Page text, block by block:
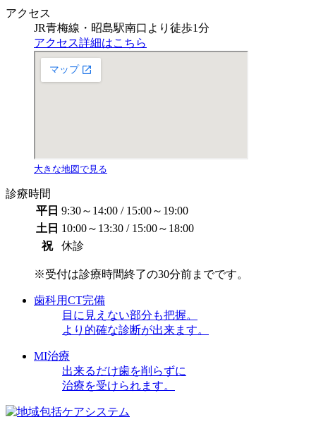
アクセス
JR青梅線・ 昭島駅南口より徒歩1分
アクセス詳細はこちら
大きな地図で見る
診療時間
平日 9:30～14:00 / 15:00～19:00
土日 10:00～13:30 / 15:00～18:00
祝
休診
※受付は診療時間終了の30分前までです。
歯科用CT完備
目に見えない部分も把握。
より的確な診断が出来ます。
MI治療
出来るだけ歯を削らずに
治療を受けられます。